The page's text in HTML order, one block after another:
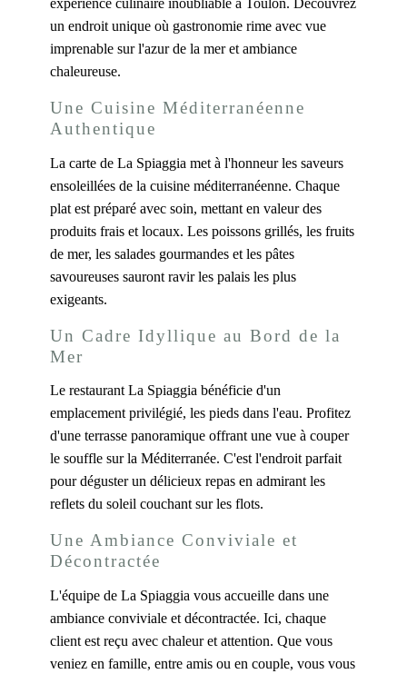
expérience culinaire inoubliable à Toulon. Découvrez
un endroit unique où gastronomie rime avec vue
imprenable sur l'azur de la mer et ambiance
chaleureuse.
Une Cuisine Méditerranéenne
Authentique
La carte de La Spiaggia met à l'honneur les saveurs
ensoleillées de la cuisine méditerranéenne. Chaque
plat est préparé avec soin, mettant en valeur des
produits frais et locaux. Les poissons grillés, les fruits
de mer, les salades gourmandes et les pâtes
savoureuses sauront ravir les palais les plus
exigeants.
Un Cadre Idyllique au Bord de la
Mer
Le restaurant La Spiaggia bénéficie d'un
emplacement privilégié, les pieds dans l'eau. Profitez
d'une terrasse panoramique offrant une vue à couper
le souffle sur la Méditerranée. C'est l'endroit parfait
pour déguster un délicieux repas en admirant les
reflets du soleil couchant sur les flots.
Une Ambiance Conviviale et
Décontractée
L'équipe de La Spiaggia vous accueille dans une
ambiance conviviale et décontractée. Ici, chaque
client est reçu avec chaleur et attention. Que vous
veniez en famille, entre amis ou en couple, vous vous